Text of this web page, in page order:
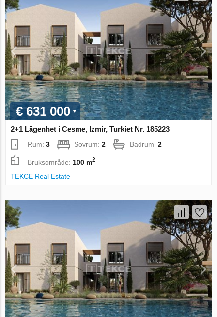
€ 631 000
2+1 Lägenhet i Cesme, Izmir, Turkiet Nr. 185223
Rum:3 Sovrum:2 Badrum:2
Bruksområde: 100 m2
TEKCE Real Estate